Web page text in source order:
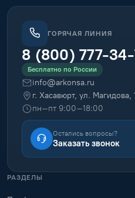
ГОРЯЧАЯ ЛИНИЯ
8 (800) 777-34-
Бесплатно по России
info@arkonsa.ru
г. Хасавюрт, ул. Магидова,
пн–пт 9:00–18:00
Остались вопросы?
Заказать звонок
РАЗДЕЛЫ